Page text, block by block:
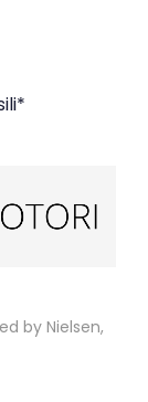
by Nielsen,